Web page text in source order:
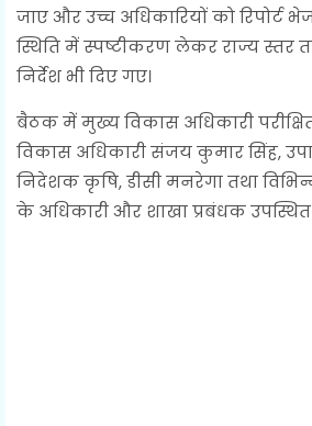
जाए और उच्च अधिकारियों को रिपोर्ट
स्थिति में स्पष्टीकरण लेकर राज्य
निर्देश भी दिए गए।
बैठक में मुख्य विकास अधिकारी
विकास अधिकारी संजय कुमार सिंह,
निदेशक कृषि, डीसी मनरेगा तथा
के अधिकारी और शाखा प्रबंधक उपस्थित